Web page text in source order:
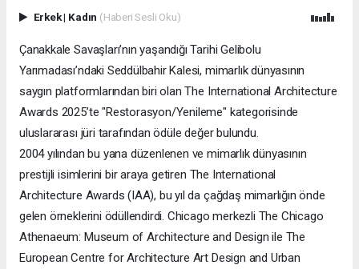
Erkek| Kadın (Haberi Sesli Oku)
Çanakkale Savaşları’nın yaşandığı Tarihi Gelibolu
Yarımadası’ndaki Seddülbahir Kalesi, mimarlık dünyasının
saygın platformlarından biri olan The International Architecture
Awards 2025’te "Restorasyon/Yenileme" kategorisinde
uluslararası jüri tarafından ödüle değer bulundu.
2004 yılından bu yana düzenlenen ve mimarlık dünyasının
prestijli isimlerini bir araya getiren The International
Architecture Awards (IAA), bu yıl da çağdaş mimarlığın önde
gelen örneklerini ödüllendirdi. Chicago merkezli The Chicago
Athenaeum: Museum of Architecture and Design ile The
European Centre for Architecture Art Design and Urban